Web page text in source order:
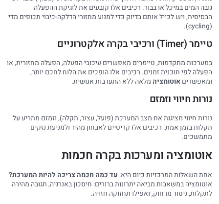
גובה המים במיכל או בבור. רכיבים אלו קובעים את לוגיקת ההפעלה
הבסיסית, ויש לכייל אותם בדיוק כדי למנוע מחזורי הדלקה-כיבוי תכופים מדי
(cycling).
טיימר (Timer) ורכיבי בקרה אלקטרוניים
במערכות מתקדמות, טיימרים מאפשרים עיכובי הפעלה, הפעלה מחזורית, או
הפעלה לפי תוכנית זמנים. רכיבים אלו הופכים את הלוח לחכם יותר,
ומאפשריםאוטומציה מלאה ללא התערבות אנושית.
נורות חיווי וזמזם
נורות חיווי מציגות את מצב המערכת (פועל, עצור, תקלה), וזמזם מתריע על
תקלות בזמן אמת. רכיבים אלו קריטיים לאבחון מהיר ולמניעת נזקים
מתמשכים.
אוטומציה ומערכות בקרה חכמות
אחת השאלות המרכזיות כיום היא: עד כמה חכמה צריכה להיות המערכת?
אוטומציה במשאבות מביאה יתרונות ברורים: חיסכון באנרגיה, תגובה מהירה
לתקלות, ניטור מרחוק, ואפילו תחזוקה חזויה.